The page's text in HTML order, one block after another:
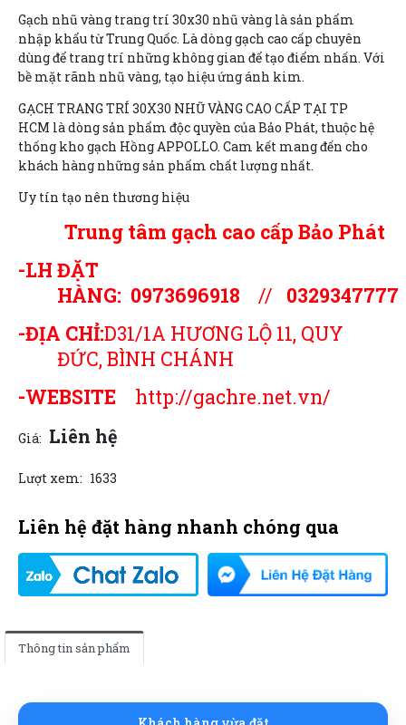
Gạch nhũ vàng trang trí 30x30 nhũ vàng là sản phẩm
nhập khẩu từ Trung Quốc. Là dòng gạch cao cấp chuyên
dùng để trang trí những không gian để tạo điểm nhấn. Với
bề mặt rãnh nhũ vàng, tạo hiệu ứng ánh kim.
GẠCH TRANG TRÍ 30X30 NHŨ VÀNG CAO CẤP TẠI TP
HCM là dòng sản phẩm độc quyền của Bảo Phát, thuộc hệ
thống kho gạch Hồng APPOLLO. Cam kết mang đến cho
khách hàng những sản phẩm chất lượng nhất.
Uy tín tạo nên thương hiệu
Trung tâm gạch cao cấp Bảo Phát
-LH ĐẶT
HÀNG: 0973696918 // 0329347777
-ĐỊA CHỈ:D31/1A HƯƠNG LỘ 11, QUY
ĐỨC, BÌNH CHÁNH
-WEBSITE
http://gachre.net.vn/
Giá: Liên hệ
Lượt xem: 1633
Liên hệ đặt hàng nhanh chóng qua
Thông tin sản phẩm